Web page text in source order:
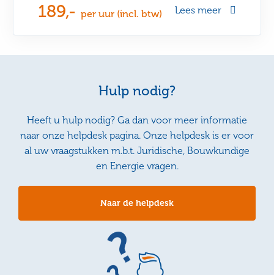
189,-per uur (incl. btw) Lees meer
Hulp nodig?
Heeft u hulp nodig? Ga dan voor meer informatie
naar onze helpdesk pagina. Onze helpdesk is er voor
al uw vraagstukken m.b.t. Juridische, Bouwkundige
en Energie vragen.
Naar de helpdesk